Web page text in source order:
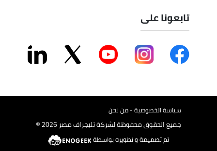
تابعونا على
سياسة الخصوصية - من نحن
جميع الحقوق محفوظة لشركة تليجراف مصر 2026 ©
تم تصميمة و تطويره بواسطة